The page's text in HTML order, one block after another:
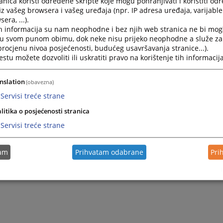
i sugestije biće cijenjene prilikom donošenja
se da ćete zadovoljiti Vašu znatiželju i pronaći potrebne
sliku o našim uslugama.
Osnovnog suda u Foči
Jokanović-Janjić
vašeg browsera i vašeg uređaja (npr. IP adresa uređaja,
...).
informacija su nam neophodne i bez njih web stranica ne bi
svom punom obimu, dok neke nisu prijeko neophodne a služe
nivoa posjećenosti, budućeg usavršavanja stranice...).
možete dozvoliti ili uskratiti pravo na korištenje tih
(obavezna)
Servisi treće strane
o posjećenosti stranica
Servisi treće strane
Prihvatam odabrane